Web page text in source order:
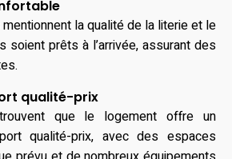
la qualité de la literie et le
soient prêts à l’arrivée, assurant des
qualité-prix
que le logement offre un
qualité-prix, avec des espaces